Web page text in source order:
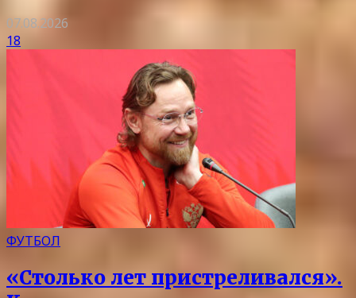
07.08.2026
18
ФУТБОЛ
«Столько лет пристреливался».